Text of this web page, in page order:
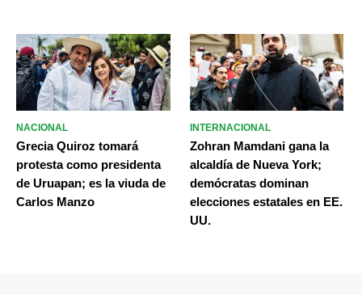
NACIONAL
Grecia Quiroz tomará
protesta como presidenta
de Uruapan; es la viuda de
Carlos Manzo
INTERNACIONAL
Zohran Mamdani gana la
alcaldía de Nueva York;
demócratas dominan
elecciones estatales en EE.
UU.